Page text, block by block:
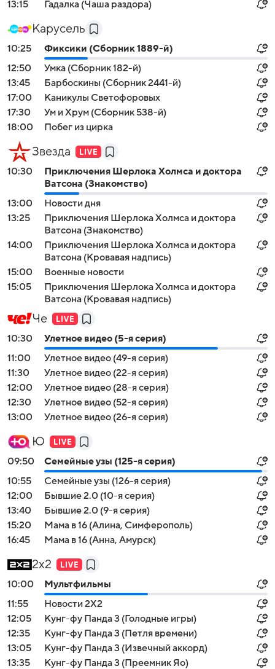
13:15 Гадалка (Чаша раздора)
Карусель
10:25
Фиксики (Сборник 1889-й)
12:50
Умка (Сборник 182-й)
13:45
Барбоскины (Сборник 2441-й)
17:00
Каникулы Светофоровых
17:30
Ум и Хрум (Сборник 538-й)
18:00
Побег из цирка
Звезда
10:30
Приключения Шерлока Холмса и доктора
Ватсона (Знакомство)
13:00
Новости дня
13:25
Приключения Шерлока Холмса и доктора
Ватсона (Знакомство)
14:00
Приключения Шерлока Холмса и доктора
Ватсона (Кровавая надпись)
15:00
Военные новости
15:05
Приключения Шерлока Холмса и доктора
Ватсона (Кровавая надпись)
Че
10:30
Улетное видео (5-я серия)
11:00
Улетное видео (49-я серия)
11:30
Улетное видео (22-я серия)
12:00
Улетное видео (28-я серия)
12:30
Улетное видео (52-я серия)
13:00
Улетное видео (26-я серия)
Ю
09:50
Семейные узы (125-я серия)
10:55
Семейные узы (126-я серия)
12:00
Бывшие 2.0 (10-я серия)
13:40
Бывшие 2.0 (9-я серия)
15:20
Мама в 16 (Алина, Симферополь)
16:45
Мама в 16 (Анна, Амурск)
2x2
10:00
Мультфильмы
11:55
Новости 2Х2
12:05
Кунг-фу Панда 3 (Голодные игры)
12:35
Кунг-фу Панда 3 (Петля времени)
13:05
Кунг-фу Панда 3 (Извечный аккорд)
13:35
Кунг-фу Панда 3 (Преемник Яо)